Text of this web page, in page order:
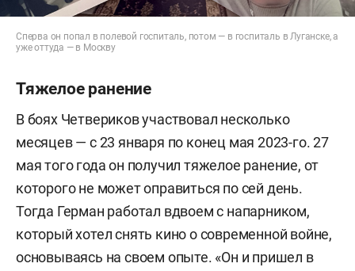
Сперва он попал в полевой госпиталь, потом — в госпиталь в Луганске, а
уже оттуда — в Москву
Тяжелое ранение
В боях Четвериков участвовал несколько
месяцев — с 23 января по конец мая 2023-го. 27
мая того года он получил тяжелое ранение, от
которого не может оправиться по сей день.
Тогда Герман работал вдвоем с напарником,
который хотел снять кино о современной войне,
основываясь на своем опыте. «Он и пришел в